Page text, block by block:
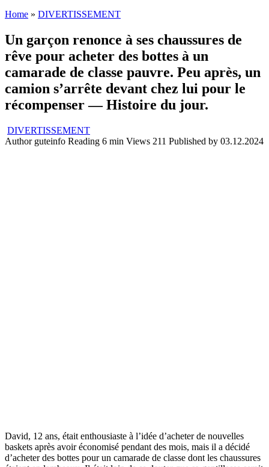
Home » DIVERTISSEMENT
Un garçon renonce à ses chaussures de
rêve pour acheter des bottes à un
camarade de classe pauvre. Peu après, un
camion s’arrête devant chez lui pour le
récompenser — Histoire du jour.
DIVERTISSEMENT
Author guteinfo Reading 6 min Views 211 Published by 03.12.2024
David, 12 ans, était enthousiaste à l’idée d’acheter de nouvelles
baskets après avoir économisé pendant des mois, mais il a décidé
d’acheter des bottes pour un camarade de classe dont les chaussures